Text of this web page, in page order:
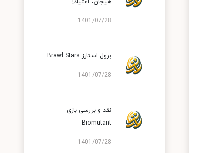
1401/07/28
برول استارز Brawl Stars
1401/07/28
نقد و بررسی بازی
Biomutant
1401/07/28